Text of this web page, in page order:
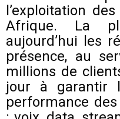
l’exploitation
Afrique. La
aujourd’hui les
présence, au
millions de
jour à garantir
performance